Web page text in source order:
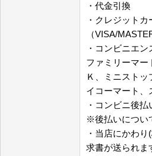
・代金引換
・クレジット
（VISA/
・コンビニエン
ファミリーマー
Ｋ、ミニスト
イコーマート、
・コンビニ後払
※後払いについ
・当店にかわ
求書が送られま